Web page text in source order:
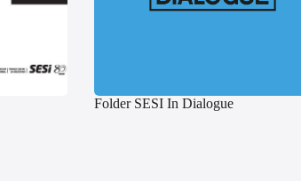
Folder SESI In Dialogue